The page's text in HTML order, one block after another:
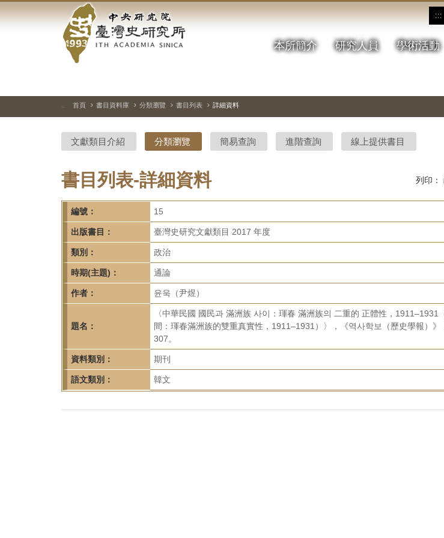
到
中
央
研
院-
臺
灣
史
研
究
所-
首
頁
:::
本所簡介 研究人員 學術活動
::: 首頁 書目資料庫 分類瀏覽 書目列表 詳細資料
文獻類目介紹 分類瀏覽 簡易查詢 進階查詢 線上提供書目
書目列表-詳細資料 列印：
編號： 15
出版書目： 臺灣史研究文獻類目 2017 年度
類別： 政治
時期(主題)： 通論
作者： 윤욱（尹煜）
題名：
〈中華民國 國民과 滿洲族 사이：琿春 滿洲族의 二重的 正體性，1911–1931
間：琿春滿洲族的雙重真實性，1911–1931）〉，《역사학보（歷史學報）
307。
資料類別： 期刊
語文類別： 韓文